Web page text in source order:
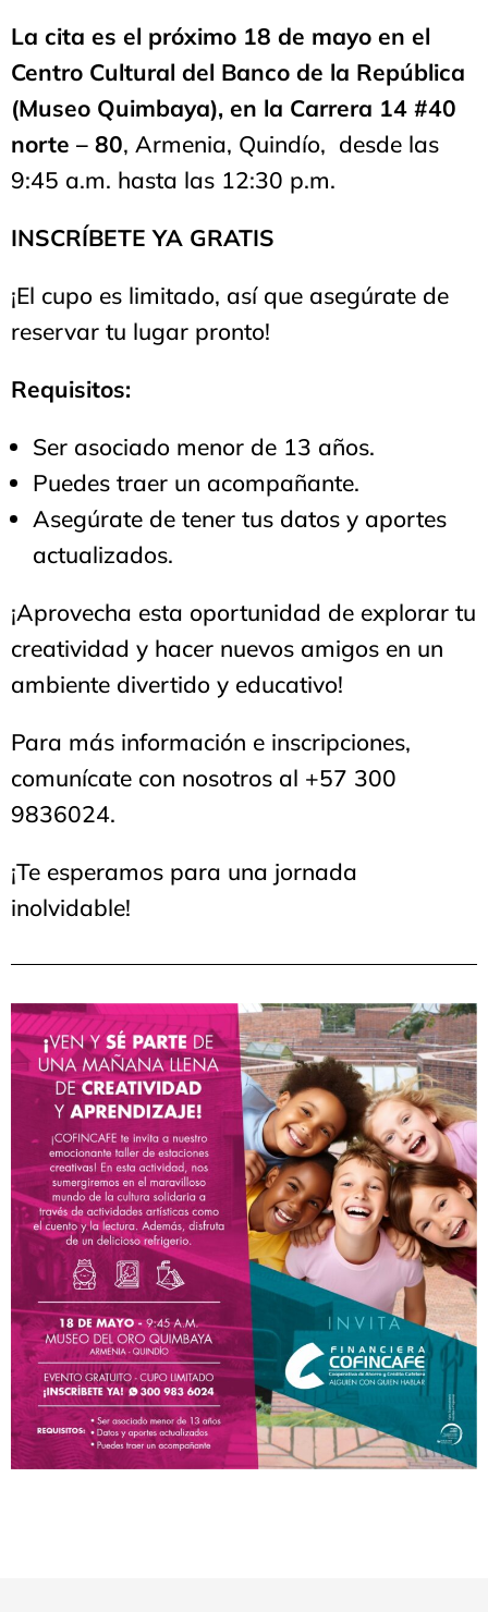
La cita es el próximo 18 de mayo en el
Centro Cultural del Banco de la República
(Museo Quimbaya), en la Carrera 14 #40
norte – 80, Armenia, Quindío, desde las
9:45 a.m. hasta las 12:30 p.m.
INSCRÍBETE YA GRATIS
¡El cupo es limitado, así que asegúrate de
reservar tu lugar pronto!
Requisitos:
Ser asociado menor de 13 años.
Puedes traer un acompañante.
Asegúrate de tener tus datos y aportes
actualizados.
¡Aprovecha esta oportunidad de explorar tu
creatividad y hacer nuevos amigos en un
ambiente divertido y educativo!
Para más información e inscripciones,
comunícate con nosotros al +57 300
9836024.
¡Te esperamos para una jornada
inolvidable!